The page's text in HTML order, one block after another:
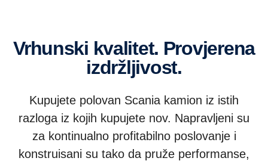
Vrhunski kvalitet. Provjerena
izdržljivost.
Kupujete polovan Scania kamion iz istih
razloga iz kojih kupujete nov. Napravljeni su
za kontinualno profitabilno poslovanje i
konstruisani su tako da pruže performanse,